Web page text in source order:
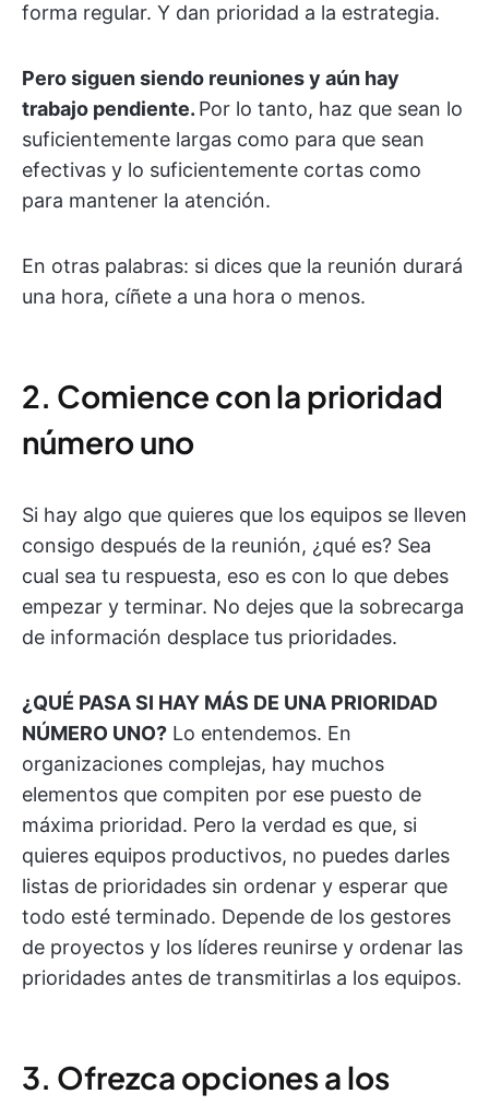
forma regular. Y dan prioridad a la estrategia.
Pero siguen siendo reuniones y aún hay
trabajo pendiente. Por lo tanto, haz que sean lo
suficientemente largas como para que sean
efectivas y lo suficientemente cortas como
para mantener la atención.
En otras palabras: si dices que la reunión durará
una hora, cíñete a una hora o menos.
2. Comience con la prioridad
número uno
Si hay algo que quieres que los equipos se lleven
consigo después de la reunión, ¿qué es? Sea
cual sea tu respuesta, eso es con lo que debes
empezar y terminar. No dejes que la sobrecarga
de información desplace tus prioridades.
¿QUÉ PASA SI HAY MÁS DE UNA PRIORIDAD
NÚMERO UNO? Lo entendemos. En
organizaciones complejas, hay muchos
elementos que compiten por ese puesto de
máxima prioridad. Pero la verdad es que, si
quieres equipos productivos, no puedes darles
listas de prioridades sin ordenar y esperar que
todo esté terminado. Depende de los gestores
de proyectos y los líderes reunirse y ordenar las
prioridades antes de transmitirlas a los equipos.
3. Ofrezca opciones a los